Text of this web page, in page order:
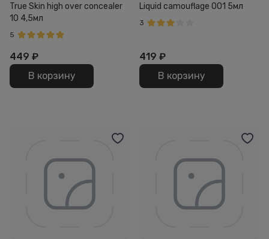
True Skin high over concealer
10 4,5мл
5
449 ₽
В корзину
Liquid camouflage 001 5мл
3
419 ₽
В корзину